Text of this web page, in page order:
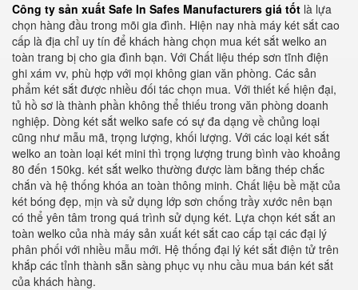
Công ty sản xuất Safe In Safes Manufacturers giá tốt là lựa
chọn hàng đầu trong mõi gia đình. Hiện nay nhà máy két sắt cao
cấp là địa chỉ uy tín để khách hàng chọn mua két sắt welko an
toàn trang bị cho gia đình bạn. Với Chất liệu thép sơn tĩnh điện
ghi xám vv, phù hợp với mọi không gian văn phòng. Các sản
phẩm két sắt được nhiều đối tác chọn mua. Với thiết kế hiện đại,
tủ hồ sơ là thành phần không thể thiếu trong văn phòng doanh
nghiệp. Dòng két sắt welko safe có sự đa dạng về chủng loại
cũng như mẫu mã, trọng lượng, khối lượng. Với các loại két sắt
welko an toàn loại két mini thì trọng lượng trung bình vào khoảng
80 đến 150kg. két sắt welko thường được làm bằng thép chắc
chắn và hệ thống khóa an toàn thông minh. Chất liệu bề mặt của
két bóng đẹp, mịn và sử dụng lớp sơn chống trầy xước nên bạn
có thể yên tâm trong quá trình sử dụng két. Lựa chọn két sắt an
toàn welko của nhà máy sản xuất két sắt cao cấp tại các đại lý
phân phối với nhiều mẫu mới. Hệ thống đại lý két sắt điện tử trên
khắp các tỉnh thành sẵn sàng phục vụ nhu cầu mua bán két sắt
của khách hàng.